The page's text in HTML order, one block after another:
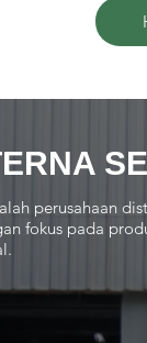
perusahaan
fokus pada